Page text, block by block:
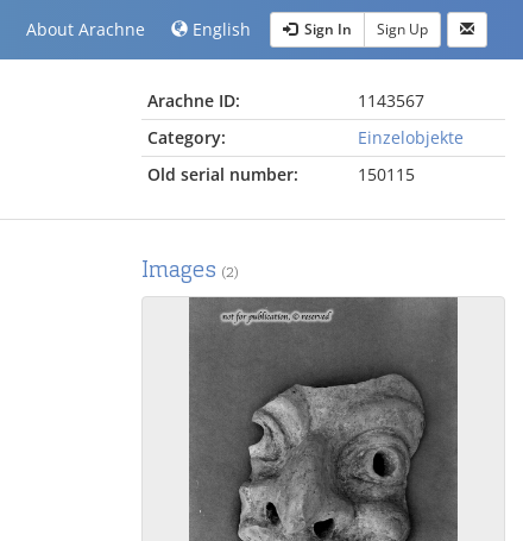
About Arachne English Sign In Sign Up
Arachne ID:
1143567
Category:
Einzelobjekte
Old serial number:
150115
Images (2)